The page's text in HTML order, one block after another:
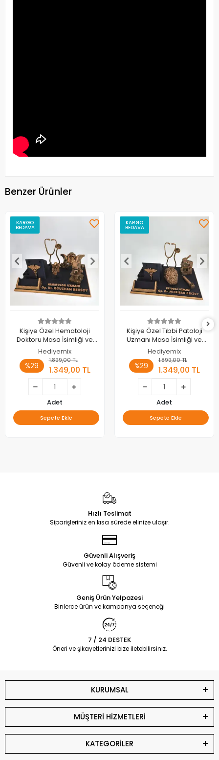
Benzer Ürünler
KARGO
BEDAVA
Kişiye Özel Hematoloji
Doktoru Masa İsimliği ve
Kartvizitlik
Hediyemix
%29
1.899,00 TL
1.349,00 TL
Adet
Sepete Ekle
KARGO
BEDAVA
Kişiye Özel Tıbbi Patoloji
Uzmanı Masa İsimliği ve
Kartvizitlik
Hediyemix
%29
1.899,00 TL
1.349,00 TL
Adet
Sepete Ekle
Hızlı Teslimat
Siparişleriniz en kısa sürede elinize ulaşır.
Güvenli Alışveriş
Güvenli ve kolay ödeme sistemi
Geniş Ürün Yelpazesi
Binlerce ürün ve kampanya seçeneği
7 / 24 DESTEK
Öneri ve şikayetlerinizi bize iletebilirsiniz.
KURUMSAL
MÜŞTERİ HİZMETLERİ
KATEGORİLER